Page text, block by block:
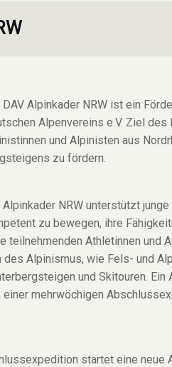
DAV Alpinkader NRW ist ein
Alpenvereins e.V. Ziel
und Alpinisten aus
zu fördern.
Alpinkader NRW unterstützt
zu bewegen, ihre
teilnehmenden Athletinnen und
Alpinismus, wie Fels- und
und Skitouren.
mehrwöchigen
startet eine neue